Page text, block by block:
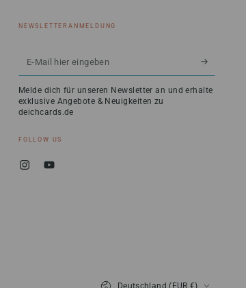
NEWSLETTERANMELDUNG
E-
Mail
hier
eingeben
Melde dich für unseren Newsletter an und erhalte
exklusive Angebote & Neuigkeiten zu
deichcards.de
FOLLOW US
InstagramYouTube
Deutschland (EUR €)